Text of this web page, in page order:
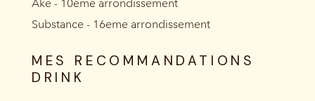
Ake - 10eme arrondissement
Substance - 16eme arrondissement
MES RECOMMANDATIONS
DRINK